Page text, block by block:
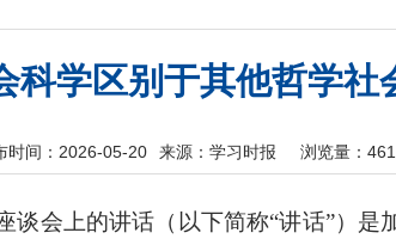
科学区别于其他哲学社
时间：2026-05-20 来源：学习时报 浏览量：
会上的讲话（以下简称“讲话”）